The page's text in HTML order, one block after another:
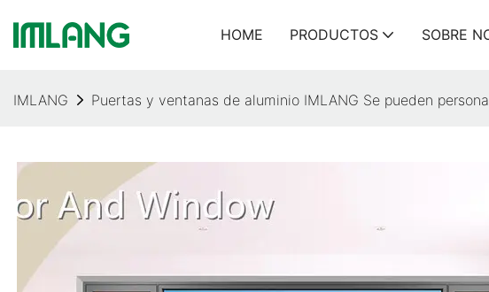
HOME PRODUCTOS SOBRE
IMLANG Puertas y ventanas de aluminio IMLANG Se pueden